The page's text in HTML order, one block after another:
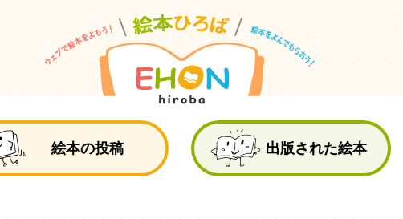
絵本の投稿 出版された絵本